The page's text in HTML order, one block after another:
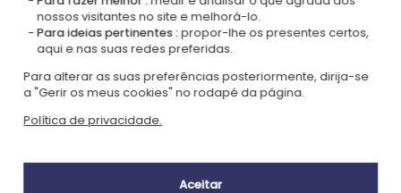
Certificada
Ecovadis Silver
Membro do
Global Compact
Este presente é
nossos visitantes no site e melhorá-lo.
Para ideias pertinentes :propor-lhe os presentes certos,
aqui e nas suas redes preferidas.
Para alterar as suas preferências posteriormente, dirija-se
a "Gerir os meus cookies" no rodapé da página.
Política de privacidade.
Aceitar